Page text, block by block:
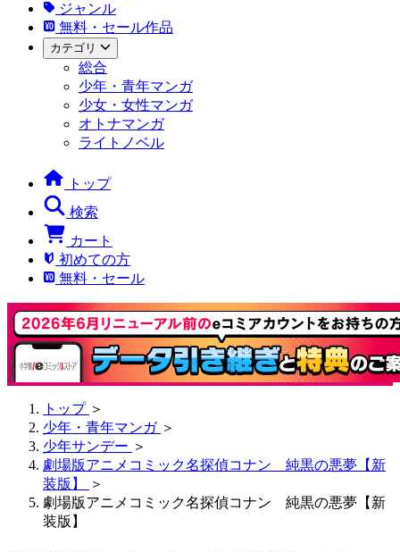
ジャンル
無料・セール作品
カテゴリ
総合
少年・青年マンガ
少女・女性マンガ
オトナマンガ
ライトノベル
トップ
検索
カート
初めての方
無料・セール
トップ ＞
少年・青年マンガ ＞
少年サンデー ＞
劇場版アニメコミック名探偵コナン 純黒の悪夢【新
装版】
＞
劇場版アニメコミック名探偵コナン 純黒の悪夢【新
装版】